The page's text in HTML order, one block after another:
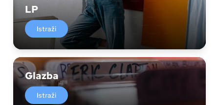
LP
Istraži
Glazba
Istraži